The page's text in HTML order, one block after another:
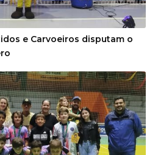
e Carvoeiros disputam o